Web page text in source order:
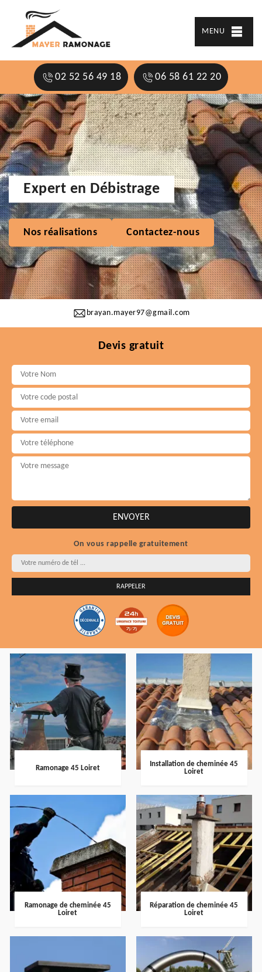
MENU
02 52 56 49 18 06 58 61 22 20
brayan.mayer97@gmail.com
Expert en Débistrage
Nos réalisations Contactez-nous
Devis gratuit
On vous rappelle gratuitement
Ramonage 45 Loiret
Installation de cheminée 45
Loiret
Ramonage de cheminée 45
Loiret
Réparation de cheminée 45
Loiret